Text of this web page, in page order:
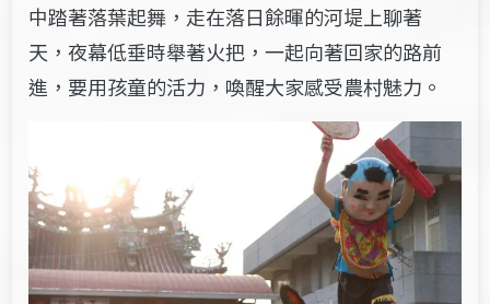
中踏著落葉起舞，走在落日餘暉的河堤上聊著
天，夜幕低垂時舉著火把，一起向著回家的路前
進，要用孩童的活力，喚醒大家感受農村魅力。